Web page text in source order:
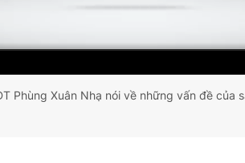
Phùng Xuân Nhạ nói về những vấn đề của